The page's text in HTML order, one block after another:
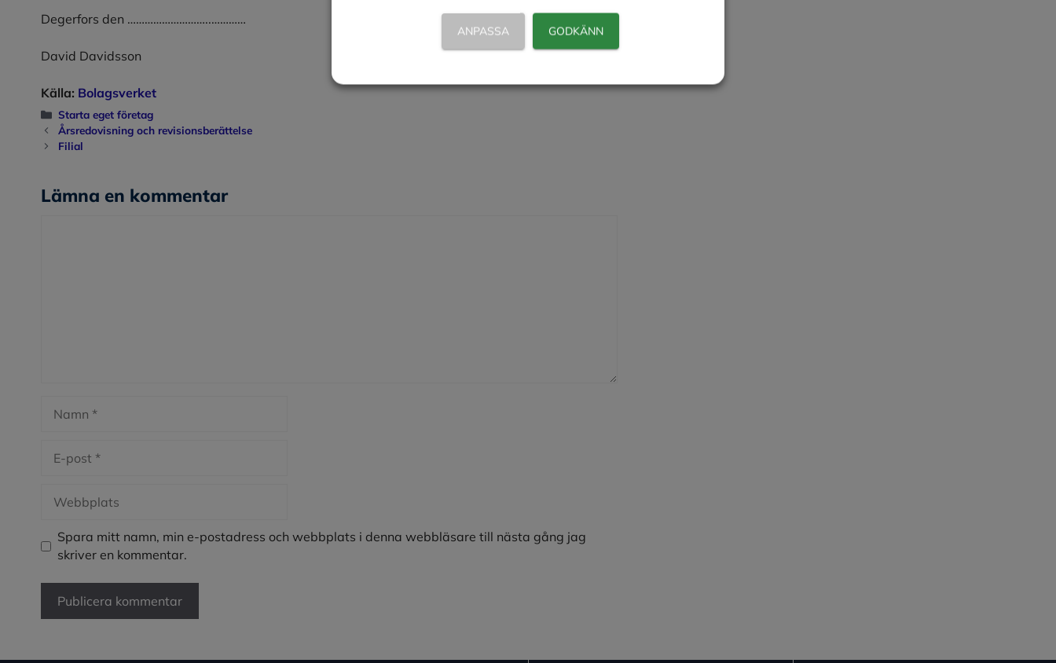
Degerfors den ………………………..…………
David Davidsson
Källa: Bolagsverket
Kategorier
Starta eget företag
Årsredovisning och revisionsberättelse
Filial
Lämna en kommentar
post
Spara mitt namn, min e-postadress och webbplats i denna webbläsare till nästa gång jag
skriver en kommentar.
ANPASSA GODKÄNN